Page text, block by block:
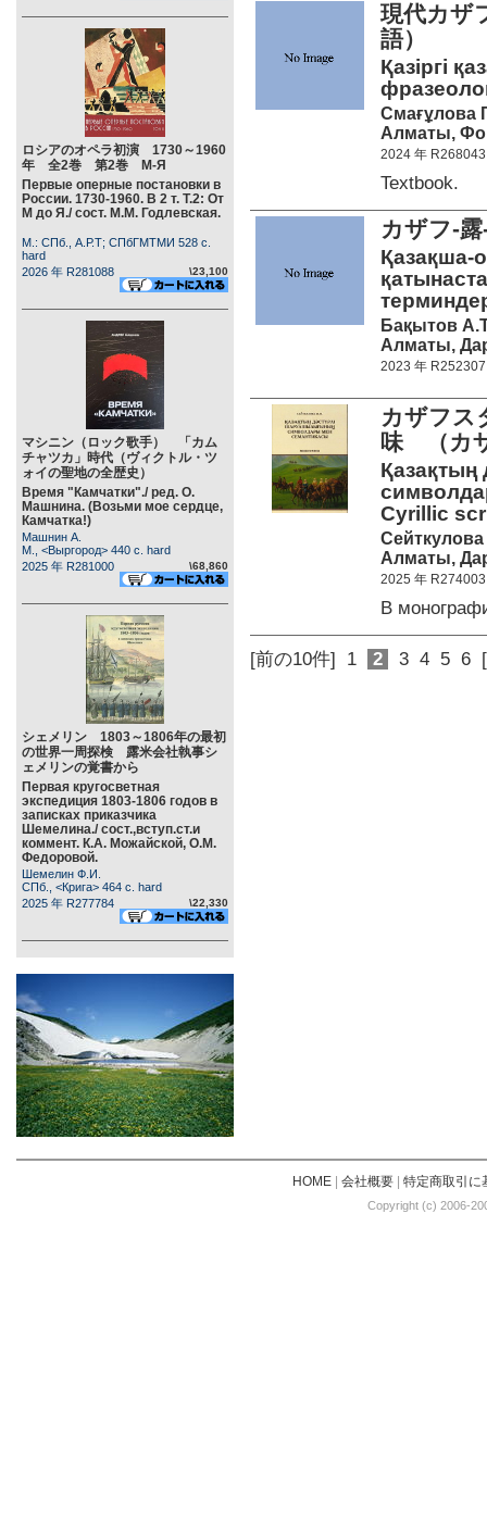
ロシアのオペラ初演 1730～1960
年 全2巻 第2巻 М-Я
Первые оперные постановки в
России. 1730-1960. В 2 т. Т.2: От
М до Я./ сост. М.М. Годлевская.
М.: СПб., А.Р.Т; СПбГМТМИ 528 c.
hard
2026 年 R281088
\23,100
マシニン（ロック歌手） 「カム
チャツカ」時代（ヴィクトル・ツ
ォイの聖地の全歴史）
Время "Камчатки"./ ред. О.
Машнина. (Возьми мое сердце,
Камчатка!)
Машнин А.
М., <Выргород> 440 c. hard
2025 年 R281000
\68,860
シェメリン 1803～1806年の最初
の世界一周探検 露米会社執事シ
ェメリンの覚書から
Первая кругосветная
экспедиция 1803-1806 годов в
записках приказчика
Шемелина./ сост.,вступ.ст.и
коммент. К.А. Можайской, О.М.
Федоровой.
Шемелин Ф.И.
СПб., <Крига> 464 c. hard
2025 年 R277784
\22,330
現代カザ
語）
Қазіргі
Смағұлова
Алматы,
2024 年 R268043
Textbook.
カザフ-
Қазақша-
Бақытов
Алматы,
2023 年 R252307
カザフス
味 （カ
Cyrillic
Алматы,
2025 年 R274003
В
[前の10件] 1 2 3 4 5 6
HOME| 会社概要| 特定商取引に
Copyright (c) 2006-